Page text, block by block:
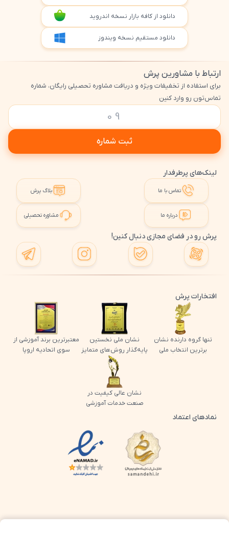
دانلود از کافه بازار نسخه اندروید
دانلود مستقیم نسخه ویندوز
ارتباط با مشاورین پرش
برای استفاده از تخفیفات ویژه و دریافت مشاوره تحصیلی رایگان، شماره
تماس‌تون رو وارد کنین
ثبت شماره
لینک‌های پرطرفدار
تماس با ما بلاگ پرش
درباره ما مشاوره تحصیلی
پرش رو در فضای مجازی دنبال کنین!
افتخارات پرش
تنها گروه دارنده نشان
برترین انتخاب ملی
نشان ملی نخستین
پایه‌گذار روش‌های متمایز
معتبرترین برند آموزشی از
سوی اتحادیه اروپا
نشان عالی کیفیت در
صنعت خدمات آموزشی
نمادهای اعتماد
لوگو اینماد پرش